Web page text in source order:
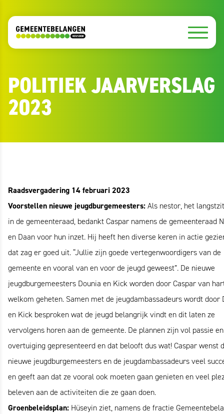
POLITIEK JAARVERSLAG
2023
Raadsvergadering 14 februari 2023
Voorstellen nieuwe jeugdburgemeesters: Als nestor, het
in de gemeenteraad, bedankt Caspar namens de gemeenteraad
en Daan voor hun inzet. Hij heeft hen diverse keren in actie
dat zag er goed uit. “Jullie zijn goede vertegenwoordigers van de
gemeente en vooral van en voor de jeugd geweest”. De nieuwe
jeugdburgemeesters Dounia en Kick worden door Caspar van
welkom geheten. Samen met de jeugdambassadeurs wordt door
en Kick besproken wat de jeugd belangrijk vindt en dit laten ze
vervolgens horen aan de gemeente. De plannen zijn vol passie en
overtuiging gepresenteerd en dat belooft dus wat! Caspar wenst
nieuwe jeugdburgemeesters en de jeugdambassadeurs veel
en geeft aan dat ze vooral ook moeten gaan genieten en veel
beleven aan de activiteiten die ze gaan doen.
Groenbeleidsplan: Hüseyin ziet, namens de fractie